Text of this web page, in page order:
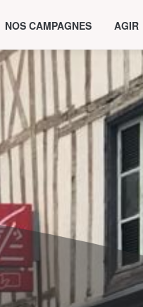
NOS CAMPAGNES AGIR